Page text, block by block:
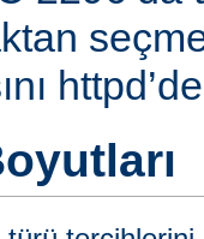
seçme